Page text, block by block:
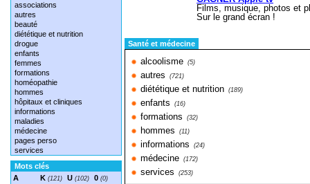
associations
autres
beauté
diététique et nutrition
drogue
enfants
femmes
formations
homéopathie
hommes
hôpitaux et cliniques
informations
maladies
médecine
pages perso
services
Mots clés
A
K (121) U (102) 0 (0)
Santé et médecine
alcoolisme (5)
autres (721)
diététique et nutrition (189)
enfants (16)
formations (32)
hommes (11)
informations (24)
médecine (172)
services (253)